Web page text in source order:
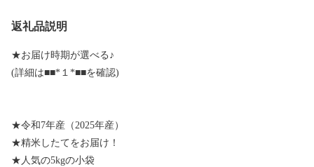
返礼品説明
★お届け時期が選べる♪
(詳細は■■*１*■■を確認)
★令和7年産（2025年産）
★精米したてをお届け！
★人気の5kgの小袋